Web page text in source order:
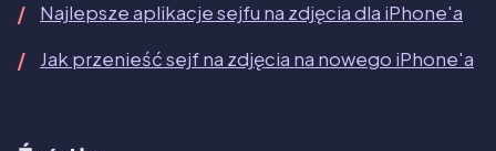
Najlepsze aplikacje sejfu na zdjęcia dla iPhone'a
Jak przenieść sejf na zdjęcia na nowego iPhone'a